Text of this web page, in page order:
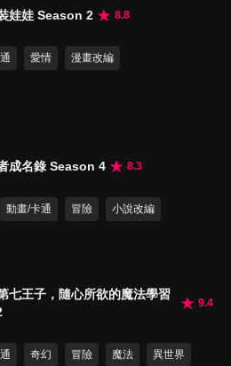
娃娃 Season 2
8.8
愛情 漫畫改編
成名錄 Season 4
8.3
動畫/卡通 冒險 小說改編
七王子，隨心所欲的魔法學習
9.4
奇幻 冒險 魔法 異世界